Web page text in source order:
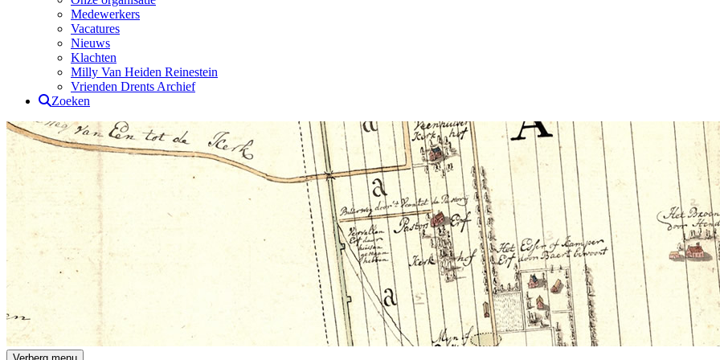
Medewerkers
Vacatures
Nieuws
Klachten
Milly Van Heiden Reinestein
Vrienden Drents Archief
Zoeken
Drents Archief